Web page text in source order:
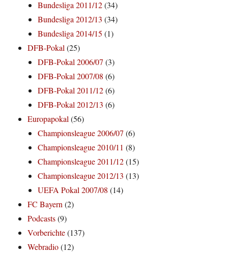
Bundesliga 2011/12(34)
Bundesliga 2012/13 (34)
Bundesliga 2014/15 (1)
DFB-Pokal(25)
DFB-Pokal 2006/07 (3)
DFB-Pokal 2007/08 (6)
DFB-Pokal 2011/12(6)
DFB-Pokal 2012/13 (6)
Europapokal(56)
Championsleague 2006/07 (6)
Championsleague 2010/11 (8)
Championsleague 2011/12(15)
Championsleague 2012/13 (13)
UEFA Pokal 2007/08 (14)
FC Bayern(2)
Podcasts(9)
Vorberichte(137)
Webradio(12)